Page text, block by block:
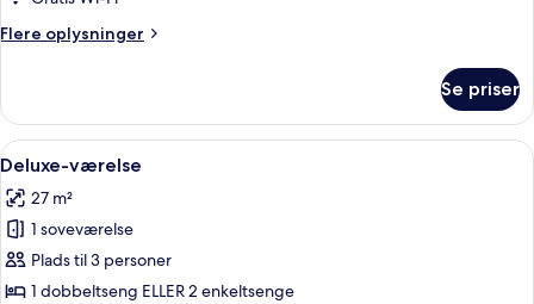
Flere oplysninger
Flere
værelse
Se priser
Indlæs
alle
billeder
af
Deluxe-
værelse
Et hotelværelse med en stor seng,
11
Deluxe-værelse
27 m²
1 soveværelse
Plads til 3 personer
1 dobbeltseng ELLER 2 enkeltsenge